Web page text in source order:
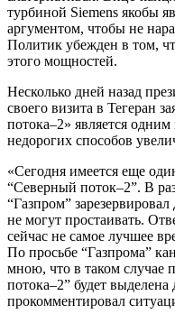
турбиной Siemens якобы
аргументом, чтобы не
Политик убежден в том,
этого мощностей.
Несколько дней назад
своего визита в Тегеран
потока–2» является
недорогих способов
«Сегодня имеется еще
“Северный поток–2”. В
“Газпром”
не могут простаивать.
сейчас не самое лучшее
По просьбе “Газпрома”
мною, что в таком случае
потока–2” будет
прокомментировал